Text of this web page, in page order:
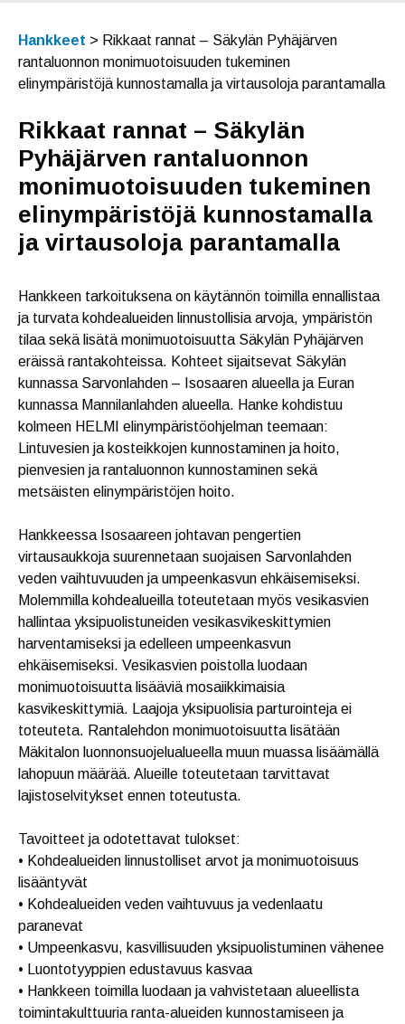
Hankkeet > Rikkaat rannat – Säkylän Pyhäjärven
rantaluonnon monimuotoisuuden tukeminen
elinympäristöjä kunnostamalla ja virtausoloja parantamalla
Rikkaat rannat – Säkylän
Pyhäjärven rantaluonnon
monimuotoisuuden tukeminen
elinympäristöjä kunnostamalla
ja virtausoloja parantamalla
Hankkeen tarkoituksena on käytännön toimilla ennallistaa
ja turvata kohdealueiden linnustollisia arvoja, ympäristön
tilaa sekä lisätä monimuotoisuutta Säkylän Pyhäjärven
eräissä rantakohteissa. Kohteet sijaitsevat Säkylän
kunnassa Sarvonlahden – Isosaaren alueella ja Euran
kunnassa Mannilanlahden alueella. Hanke kohdistuu
kolmeen HELMI elinympäristöohjelman teemaan:
Lintuvesien ja kosteikkojen kunnostaminen ja hoito,
pienvesien ja rantaluonnon kunnostaminen sekä
metsäisten elinympäristöjen hoito.
Hankkeessa Isosaareen johtavan pengertien
virtausaukkoja suurennetaan suojaisen Sarvonlahden
veden vaihtuvuuden ja umpeenkasvun ehkäisemiseksi.
Molemmilla kohdealueilla toteutetaan myös vesikasvien
hallintaa yksipuolistuneiden vesikasvikeskittymien
harventamiseksi ja edelleen umpeenkasvun
ehkäisemiseksi. Vesikasvien poistolla luodaan
monimuotoisuutta lisääviä mosaiikkimaisia
kasvikeskittymiä. Laajoja yksipuolisia parturointeja ei
toteuteta. Rantalehdon monimuotoisuutta lisätään
Mäkitalon luonnonsuojelualueella muun muassa lisäämällä
lahopuun määrää. Alueille toteutetaan tarvittavat
lajistoselvitykset ennen toteutusta.
Tavoitteet ja odotettavat tulokset:
• Kohdealueiden linnustolliset arvot ja monimuotoisuus
lisääntyvät
• Kohdealueiden veden vaihtuvuus ja vedenlaatu
paranevat
• Umpeenkasvu, kasvillisuuden yksipuolistuminen vähenee
• Luontotyyppien edustavuus kasvaa
• Hankkeen toimilla luodaan ja vahvistetaan alueellista
toimintakulttuuria ranta-alueiden kunnostamiseen ja